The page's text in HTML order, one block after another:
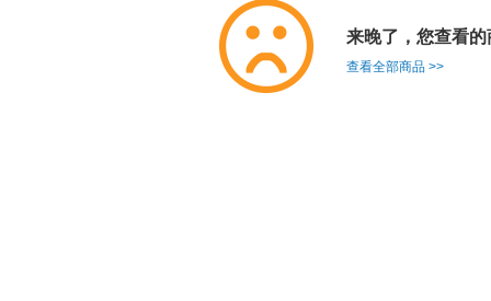
来晚了，您查看
查看全部商品 >>